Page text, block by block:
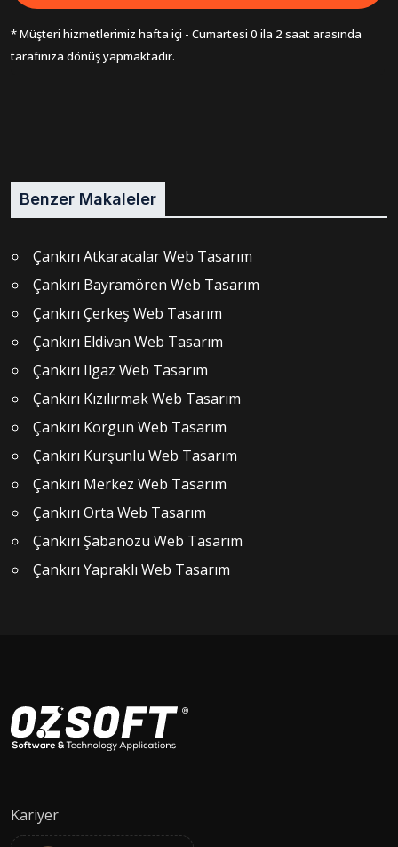
* Müşteri hizmetlerimiz hafta içi - Cumartesi 0 ila 2 saat arasında
tarafınıza dönüş yapmaktadır.
Benzer Makaleler
Çankırı Atkaracalar Web Tasarım
Çankırı Bayramören Web Tasarım
Çankırı Çerkeş Web Tasarım
Çankırı Eldivan Web Tasarım
Çankırı Ilgaz Web Tasarım
Çankırı Kızılırmak Web Tasarım
Çankırı Korgun Web Tasarım
Çankırı Kurşunlu Web Tasarım
Çankırı Merkez Web Tasarım
Çankırı Orta Web Tasarım
Çankırı Şabanözü Web Tasarım
Çankırı Yapraklı Web Tasarım
Kariyer